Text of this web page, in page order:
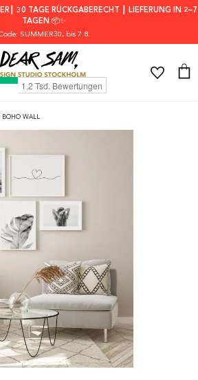
30 TAGE RÜCKGABERECHT ┃ LIEFERUNG IN 2–7
TAGEN 📦✨
SUMMER30, bis 7.8.
BOHO WALL